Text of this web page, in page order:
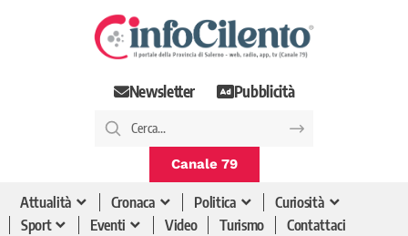
Newsletter Pubblicità
Canale 79
Attualità Cronaca Politica
Curiosità
Sport
Eventi Video Turismo Contattaci